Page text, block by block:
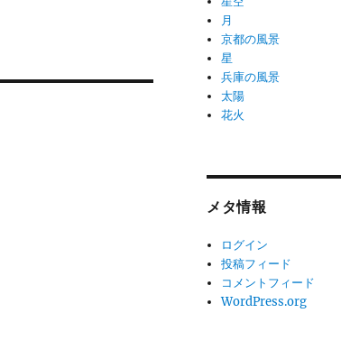
月
京都の風景
星
兵庫の風景
太陽
花火
メタ情報
ログイン
投稿フィード
コメントフィード
WordPress.org